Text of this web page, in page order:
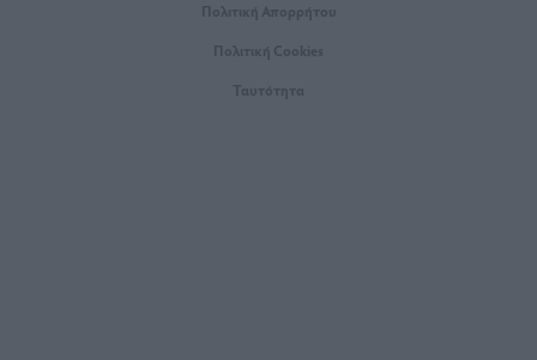
Πολιτική Απορρήτου
Πολιτική Cookies
Ταυτότητα